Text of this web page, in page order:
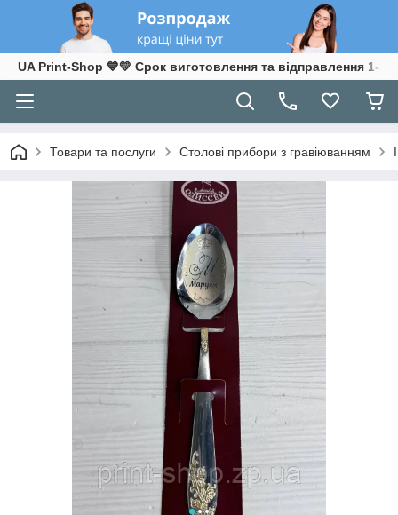
UA Print-Shop ​💙💛 Срок виготовлення та відправлення 1-3
Товари та послуги Столові прибори з гравіюванням